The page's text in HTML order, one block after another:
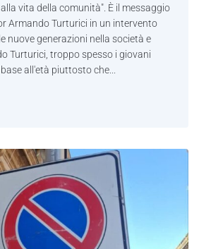
vita della comunità". È il messaggio
Armando Turturici in un intervento
nuove generazioni nella società e
Turturici, troppo spesso i giovani
all'età piuttosto che...